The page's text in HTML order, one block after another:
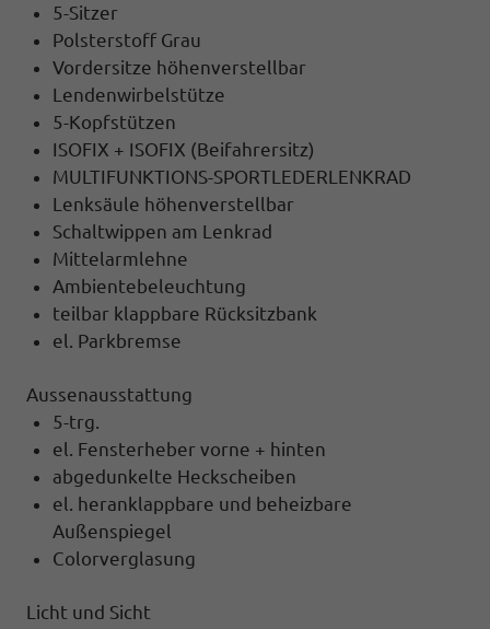
5-Sitzer
Polsterstoff Grau
Vordersitze höhenverstellbar
Lendenwirbelstütze
5-Kopfstützen
ISOFIX + ISOFIX (Beifahrersitz)
MULTIFUNKTIONS-SPORTLEDERLENKRAD
Lenksäule höhenverstellbar
Schaltwippen am Lenkrad
Mittelarmlehne
Ambientebeleuchtung
teilbar klappbare Rücksitzbank
el. Parkbremse
Aussenausstattung
5-trg.
el. Fensterheber vorne + hinten
abgedunkelte Heckscheiben
el. heranklappbare und beheizbare
Außenspiegel
Colorverglasung
Licht und Sicht